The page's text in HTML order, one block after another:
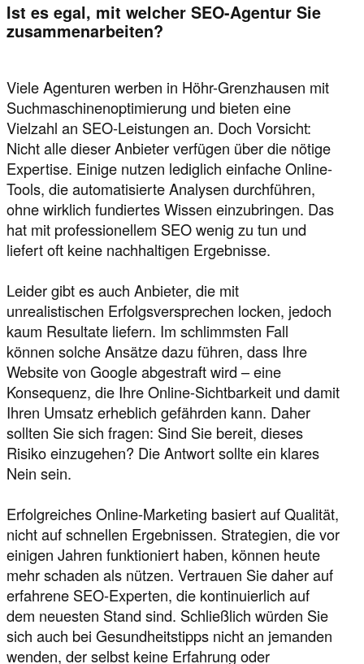
Ist es egal, mit welcher SEO-Agentur Sie
zusammenarbeiten?
Viele Agenturen werben in Höhr-Grenzhausen mit
Suchmaschinenoptimierung und bieten eine
Vielzahl an SEO-Leistungen an. Doch Vorsicht:
Nicht alle dieser Anbieter verfügen über die nötige
Expertise. Einige nutzen lediglich einfache Online-
Tools, die automatisierte Analysen durchführen,
ohne wirklich fundiertes Wissen einzubringen. Das
hat mit professionellem SEO wenig zu tun und
liefert oft keine nachhaltigen Ergebnisse.
Leider gibt es auch Anbieter, die mit
unrealistischen Erfolgsversprechen locken, jedoch
kaum Resultate liefern. Im schlimmsten Fall
können solche Ansätze dazu führen, dass Ihre
Website von Google abgestraft wird – eine
Konsequenz, die Ihre Online-Sichtbarkeit und damit
Ihren Umsatz erheblich gefährden kann. Daher
sollten Sie sich fragen: Sind Sie bereit, dieses
Risiko einzugehen? Die Antwort sollte ein klares
Nein sein.
Erfolgreiches Online-Marketing basiert auf Qualität,
nicht auf schnellen Ergebnissen. Strategien, die vor
einigen Jahren funktioniert haben, können heute
mehr schaden als nützen. Vertrauen Sie daher auf
erfahrene SEO-Experten, die kontinuierlich auf
dem neuesten Stand sind. Schließlich würden Sie
sich auch bei Gesundheitstipps nicht an jemanden
wenden, der selbst keine Erfahrung oder